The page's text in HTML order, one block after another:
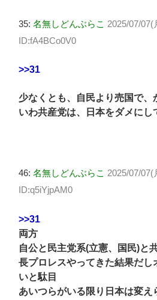
35: 名無しどんぶらこ 2025/07/07(
ID:fA4BCo0V0
>>31
少なくとも、自民より売国で
いわ共産党は、日本をダメにし
46: 名無しどんぶらこ 2025/07/07(
ID:q5iYjpAM0
>>31
両方
自公と民主党系(立憲、国民)と
長プロレスやってきた結果だし
いと駄目
あいつらがいる限り日本は変え